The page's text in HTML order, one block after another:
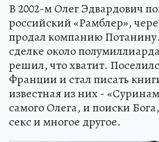
В 2002-м Олег Эдвардович
российский «Рамблер»,
продал компанию
сделке около
решил, что хватит.
Франции и стал писать
известная из них -
самого Олега, и поиски
секс и многое другое.